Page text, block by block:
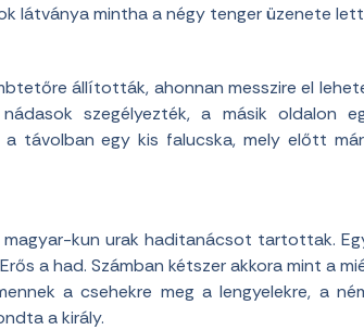
látványa mintha a négy tenger üzenete
állították, ahonnan messzire el
szegélyezték, a másik oldalon
a távolban egy kis falucska, mely előtt
kun urak haditanácsot tartottak.
a had. Számban kétszer akkora mint a
a csehekre meg a lengyelekre, a
a király.